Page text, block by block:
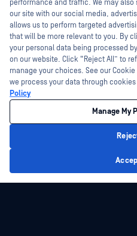
Partner
Zertifizierung
Technologie-Partner
Partner Programm
©2026 OPSWAT . Alle Rechte vorbehalten.
MetaAccess, das OPSWAT , Trust no File.
World's Critical Infrastructure, Deep
DFI, RetroHunt, Deep File Inspection und
Marken von Drittanbietern sind Eigentum
Entscheidungen zum Datenschutz in
performance and traffic. We may
our site with our social media,
allows us to perform targeted
that will be more relevant to you. By
your personal data being processed
on our website. Click “Reject All” to
manage your choices. See our
we process your data through
Policy
Manage My
How can I
today?